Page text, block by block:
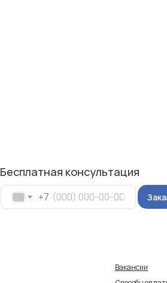
Бесплатная консультация
+7
Вакансии